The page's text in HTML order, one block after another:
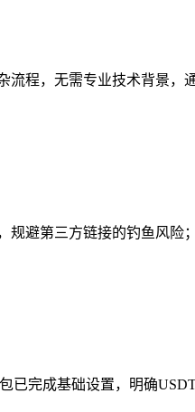
流程，无需专业技术背景，
规避第三方链接的钓鱼风险
已完成基础设置，明确